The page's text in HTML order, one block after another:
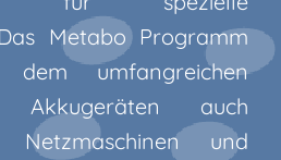
Metabo Programm
umfangreichen
auch
Netzmaschinen und